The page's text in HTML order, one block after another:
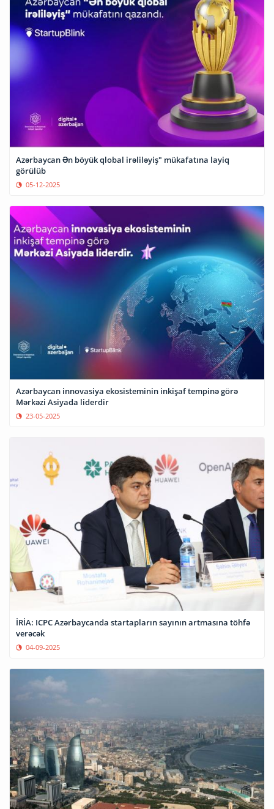
Azərbaycan Ən böyük qlobal irəliləyiş" mükafatına layiq
görülüb
05-12-2025
Azərbaycan innovasiya ekosisteminin inkişaf tempinə görə
Mərkəzi Asiyada liderdir
23-05-2025
İRİA: ICPC Azərbaycanda startapların sayının artmasına töhfə
verəcək
04-09-2025